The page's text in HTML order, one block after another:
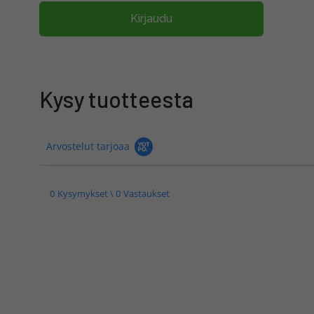
Kirjaudu
Kysy tuotteesta
Arvostelut tarjoaa
0 Kysymykset \ 0 Vastaukset